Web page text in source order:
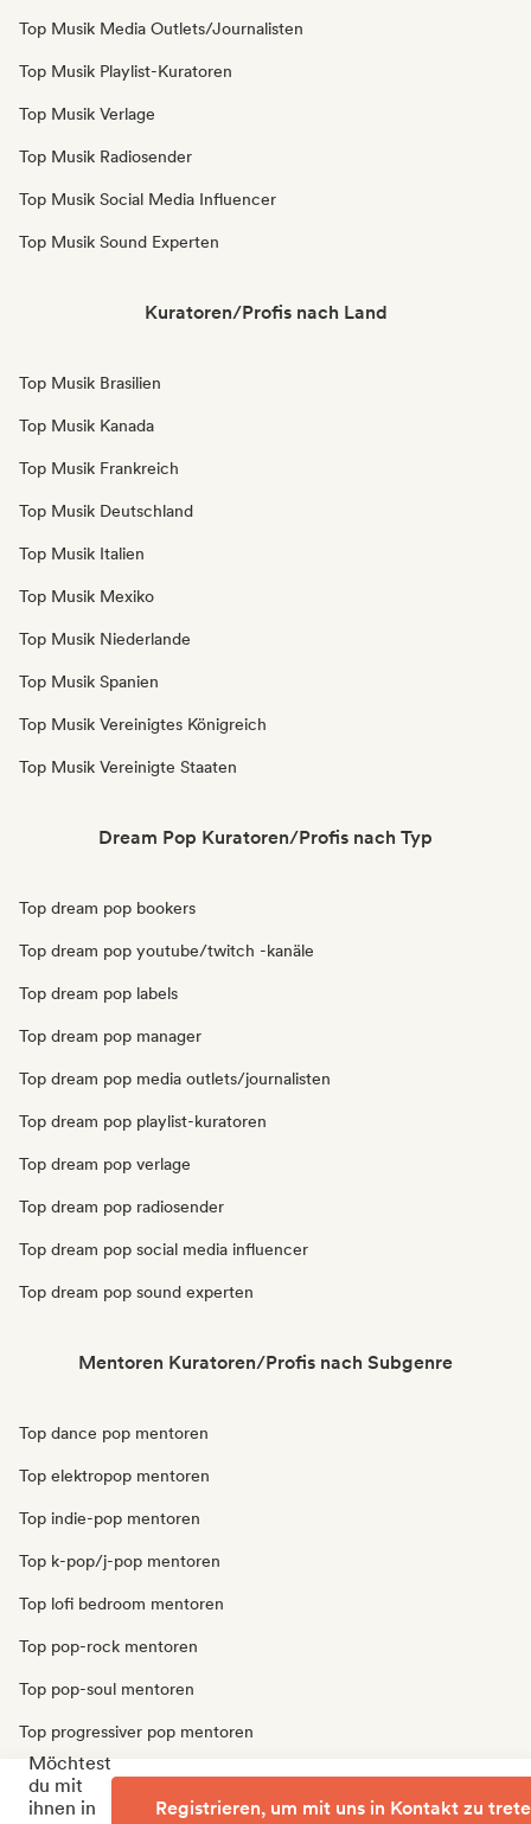
Top Musik Media Outlets/Journalisten
Top Musik Playlist-Kuratoren
Top Musik Verlage
Top Musik Radiosender
Top Musik Social Media Influencer
Top Musik Sound Experten
Kuratoren/Profis nach Land
Top Musik Brasilien
Top Musik Kanada
Top Musik Frankreich
Top Musik Deutschland
Top Musik Italien
Top Musik Mexiko
Top Musik Niederlande
Top Musik Spanien
Top Musik Vereinigtes Königreich
Top Musik Vereinigte Staaten
Dream Pop Kuratoren/Profis nach Typ
Top dream pop bookers
Top dream pop youtube/twitch -kanäle
Top dream pop labels
Top dream pop manager
Top dream pop media outlets/journalisten
Top dream pop playlist-kuratoren
Top dream pop verlage
Top dream pop radiosender
Top dream pop social media influencer
Top dream pop sound experten
Mentoren Kuratoren/Profis nach Subgenre
Top dance pop mentoren
Top elektropop mentoren
Top indie-pop mentoren
Top k-pop/j-pop mentoren
Top lofi bedroom mentoren
Top pop-rock mentoren
Top pop-soul mentoren
Top progressiver pop mentoren
Top psychedelic pop mentoren
Top synthpop mentoren
Möchtest
du mit
ihnen in
Registrieren, um mit uns in Kontakt zu